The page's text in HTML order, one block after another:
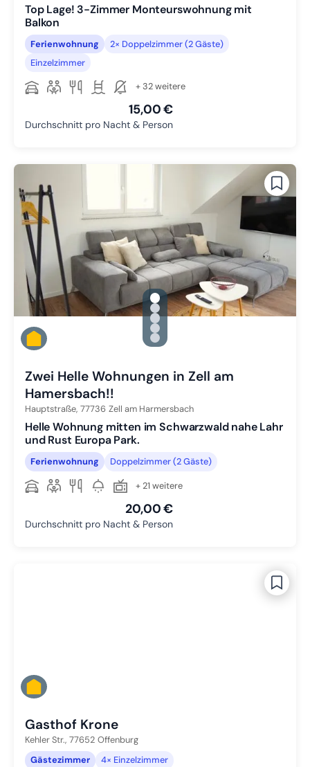
Top Lage! 3-Zimmer Monteurswohnung mit
Balkon
Ferienwohnung
2× Doppelzimmer (2 Gäste)
Einzelzimmer
+ 32 weitere
15,00 €
Durchschnitt pro Nacht & Person
gallery.slide_selector
Zu Slide 1 wechseln
Zu Slide 2 wechseln
Zu Slide 3 wechseln
Zu Slide 4 wechseln
Zu Slide 5 wechseln
Zwei Helle Wohnungen in Zell am
Hamersbach!!
Hauptstraße, 77736 Zell am Harmersbach
Helle Wohnung mitten im Schwarzwald nahe Lahr
und Rust Europa Park.
Ferienwohnung Doppelzimmer (2 Gäste)
+ 21 weitere
20,00 €
Durchschnitt pro Nacht & Person
Gasthof Krone
Kehler Str., 77652 Offenburg
Gästezimmer
4× Einzelzimmer